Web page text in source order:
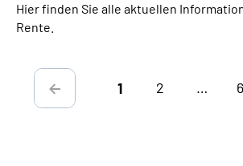
Presse
Inhalte in Gebärdensprache (DGS)
Hier finden Sie alle aktuellen
Rente.
1 2 … 6